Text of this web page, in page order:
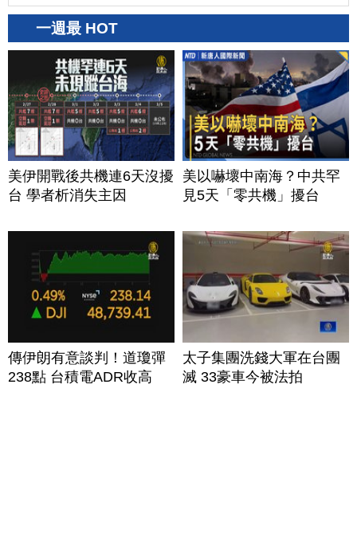
一週最 HOT
美伊開戰後共機連6天沒擾
台 學者析消失主因
美以嚇壞中南海？中共罕
見5天「零共機」擾台
傳伊朗有意談判！道瓊彈
238點 台積電ADR收高
太子集團洗錢大軍在台團
滅 33豪車今被法拍